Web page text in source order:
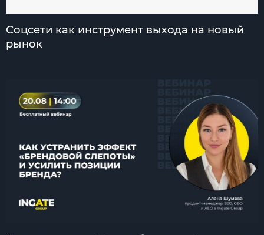
Соцсети как инструмент выхода на новый
рынок